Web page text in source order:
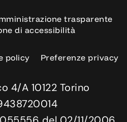
trasparente
di accessibilità
policy Preferenze privacy
4/A 10122 Torino